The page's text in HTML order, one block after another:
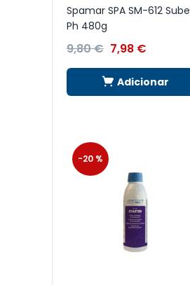
Spamar SPA SM-612 Sube
Ph 480g
9,80€ 7,98 €
Adicionar
-20 %